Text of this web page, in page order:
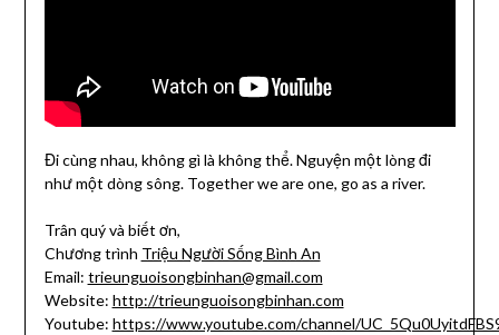
Đi cùng nhau, không gì là không thể. Nguyện một lòng đi
như một dòng sông. Together we are one, go as a river.
Trân quý và biết ơn,
Chương trình Triệu Người Sống Bình An
Email: trieunguoisongbinhan@gmail.com
Website: http://trieunguoisongbinhan.com
Youtube: https://www.youtube.com/channel/